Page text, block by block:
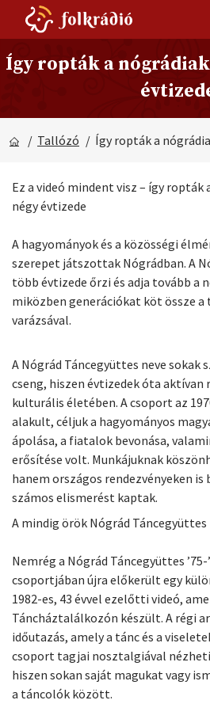
Így ropták a
/ Tallózó / Így ropták a nógrádiak
Ez a videó mindent visz – így
négy évtizede
A hagyományok és a közösségi
szerepet játszottak Nógrádban. A
több évtizede őrzi és adja tovább a
miközben generációkat köt össze a
varázsával.
A Nógrád Táncegyüttes neve sokak
cseng, hiszen évtizedek óta aktívan
kulturális életében. A csoport az
alakult, céljuk a hagyományos
ápolása, a fiatalok bevonása,
erősítése volt. Munkájuknak
hanem országos rendezvényeken
számos elismerést kaptak.
A mindig örök Nógrád Táncegyüttes
Nemrég a Nógrád Táncegyüttes ’75-
csoportjában újra előkerült egy
1982-es, 43 évvel ezelőtti videó,
Táncháztalálkozón készült. A régi
időutazás, amely a tánc és a
csoport tagjai nosztalgiával
hiszen sokan saját magukat vagy
a táncolók között.